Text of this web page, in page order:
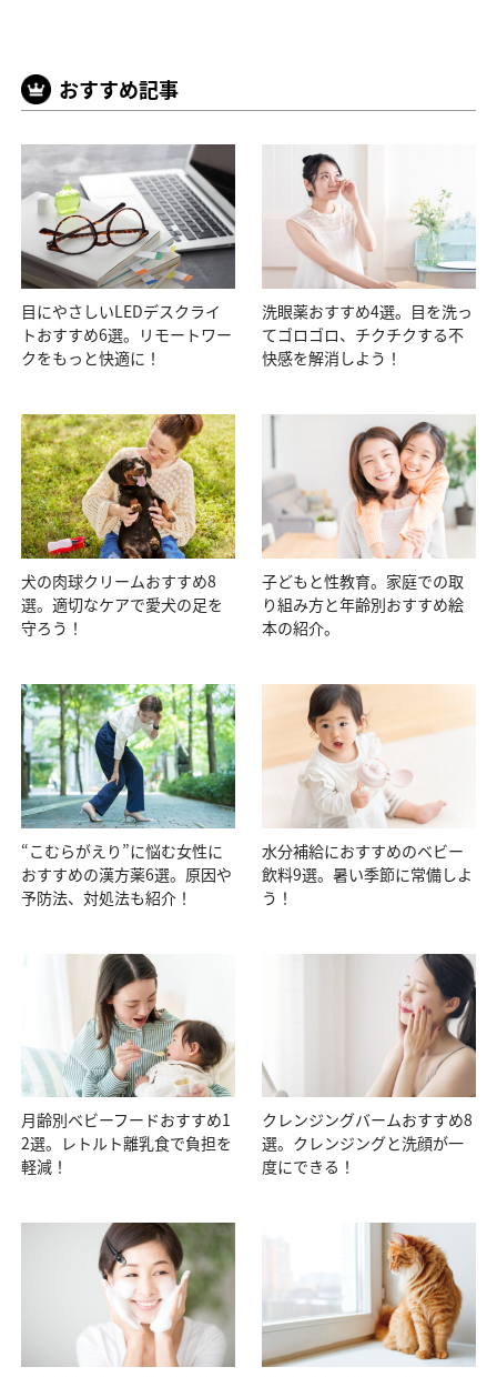
おすすめ記事
目にやさしいLEDデスクライ
トおすすめ6選。リモートワー
クをもっと快適に！
洗眼薬おすすめ4選。目を洗っ
てゴロゴロ、チクチクする不
快感を解消しよう！
犬の肉球クリームおすすめ8
選。適切なケアで愛犬の足を
守ろう！
子どもと性教育。家庭での取
り組み方と年齢別おすすめ絵
本の紹介。
“こむらがえり”に悩む女性に
おすすめの漢方薬6選。原因や
予防法、対処法も紹介！
水分補給におすすめのベビー
飲料9選。暑い季節に常備しよ
う！
月齢別ベビーフードおすすめ1
2選。レトルト離乳食で負担を
軽減！
クレンジングバームおすすめ8
選。クレンジングと洗顔が一
度にできる！